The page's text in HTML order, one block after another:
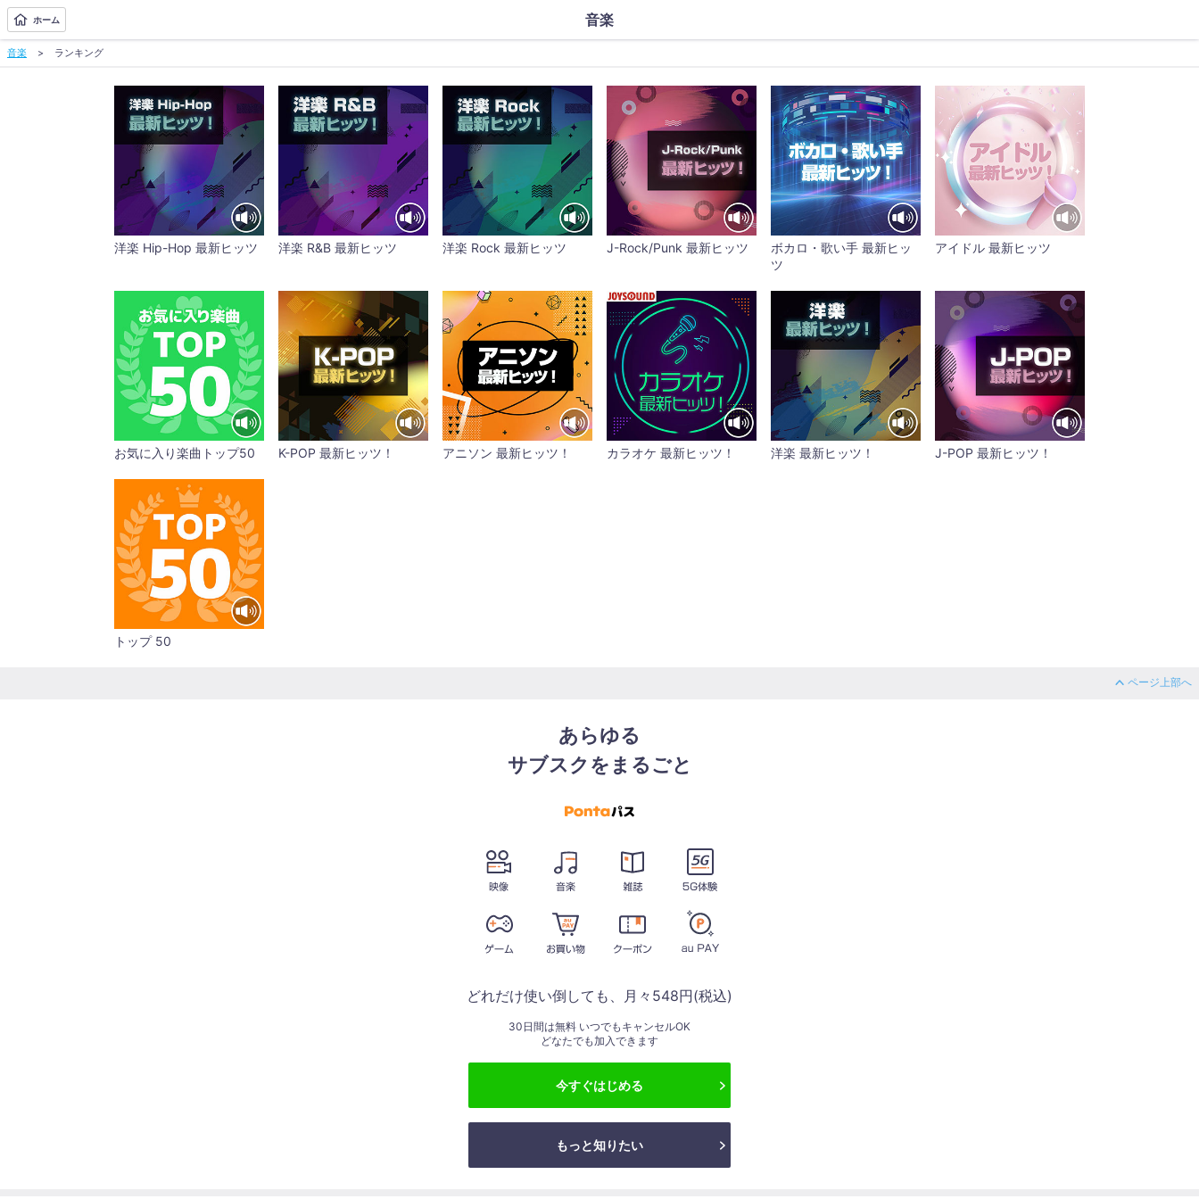
ホーム 音楽
音楽 ランキング
洋楽 Hip-Hop 最新ヒッツ 洋楽 R&B 最新ヒッツ 洋楽 Rock 最新ヒッツ J-Rock/Punk 最新ヒッツ
ボカロ・歌い手 最新ヒッ
ツ
アイドル 最新ヒッツ
お気に入り楽曲トップ50 K-POP 最新ヒッツ！ アニソン 最新ヒッツ！ カラオケ 最新ヒッツ！ 洋楽 最新ヒッツ！ J-POP 最新ヒッツ！
トップ 50
ページ上部へ
あらゆる
サブスクをまるごと
どれだけ使い倒しても、月々548円(税込)
30日間は無料 いつでもキャンセルOK
どなたでも加入できます
今すぐはじめる
もっと知りたい